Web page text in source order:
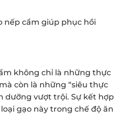
nếp cẩm giúp phục hồi
không chỉ là những thực
còn là những “siêu thực
dưỡng vượt trội. Sự kết hợp
gạo này trong chế độ ăn